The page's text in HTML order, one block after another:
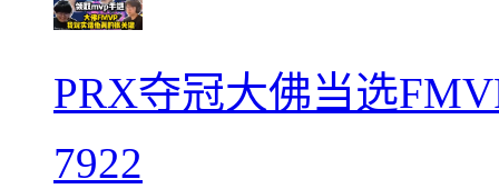
PRX夺冠大佛当选
7922